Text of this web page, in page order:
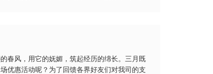
春风，用它的妩媚，筑起经历的绵长。三月既
优惠活动呢？为了回馈各界好友们对我司的支